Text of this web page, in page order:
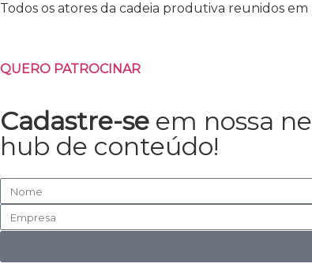
Todos os atores da cadeia produtiva reunidos
QUERO PATROCINAR
Cadastre-se em nossa
hub de conteúdo!